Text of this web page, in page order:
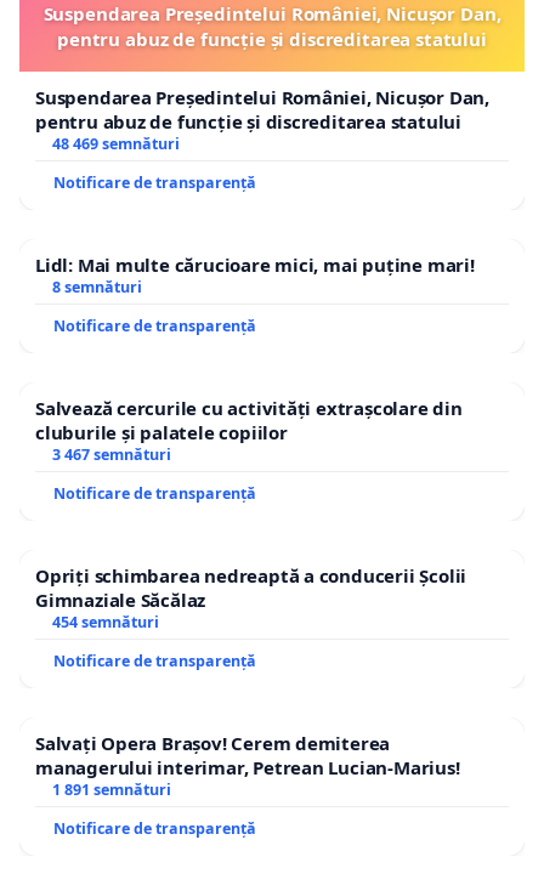
Suspendarea Președintelui României, Nicușor Dan,
pentru abuz de funcție și discreditarea statului
Suspendarea Președintelui României, Nicușor Dan,
pentru abuz de funcție și discreditarea statului
48 469 semnături
Notificare de transparență
Lidl: Mai multe cărucioare mici, mai puține mari!
8 semnături
Notificare de transparență
Salvează cercurile cu activități extrașcolare din
cluburile și palatele copiilor
3 467 semnături
Notificare de transparență
Opriți schimbarea nedreaptă a conducerii Școlii
Gimnaziale Săcălaz
454 semnături
Notificare de transparență
Salvați Opera Brașov! Cerem demiterea
managerului interimar, Petrean Lucian-Marius!
1 891 semnături
Notificare de transparență